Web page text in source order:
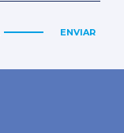
ENVIAR